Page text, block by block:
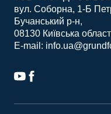
вул. Соборна, 1-Б
Бучанський р-н
08130 Київська
E-mail: